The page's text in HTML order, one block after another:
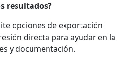
resultados?
opciones de exportación
directa para ayudar en la
y documentación.